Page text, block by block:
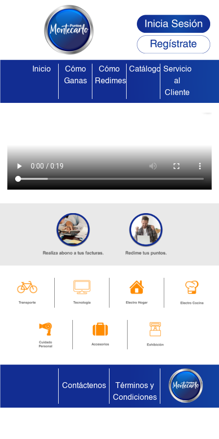
Inicio
Cómo
Ganas
Cómo
Redimes
Catálogo Servicio
al
Cliente
Contáctenos
Términos y
Condiciones